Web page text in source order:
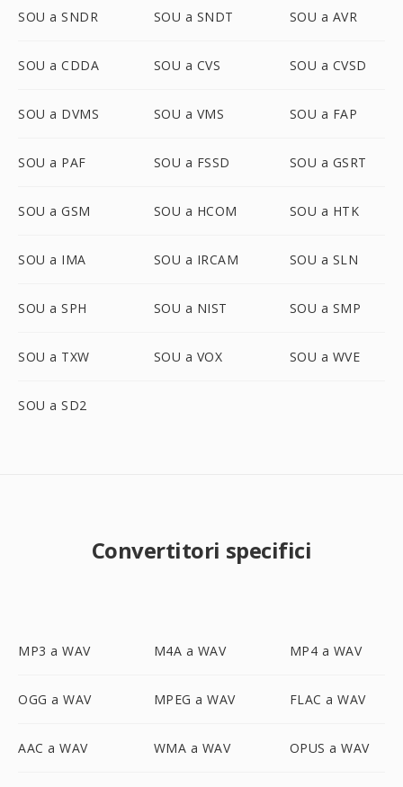
SOU a SNDR SOU a SNDT SOU a AVR
SOU a CDDA SOU a CVS SOU a CVSD
SOU a DVMS SOU a VMS SOU a FAP
SOU a PAF SOU a FSSD SOU a GSRT
SOU a GSM SOU a HCOM SOU a HTK
SOU a IMA SOU a IRCAM SOU a SLN
SOU a SPH SOU a NIST SOU a SMP
SOU a TXW SOU a VOX SOU a WVE
SOU a SD2
Convertitori specifici
MP3 a WAV M4A a WAV MP4 a WAV
OGG a WAV MPEG a WAV FLAC a WAV
AAC a WAV WMA a WAV OPUS a WAV